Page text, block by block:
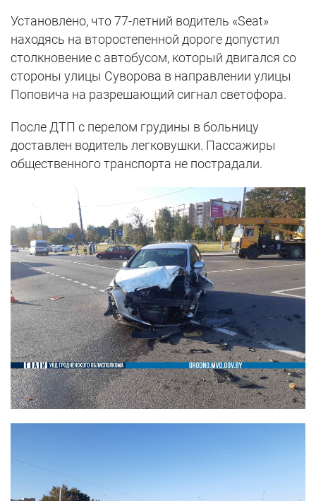
Установлено, что 77-летний водитель «Seat»
находясь на второстепенной дороге допустил
столкновение с автобусом, который двигался со
стороны улицы Суворова в направлении улицы
Поповича на разрешающий сигнал светофора.
После ДТП с перелом грудины в больницу
доставлен водитель легковушки. Пассажиры
общественного транспорта не пострадали.